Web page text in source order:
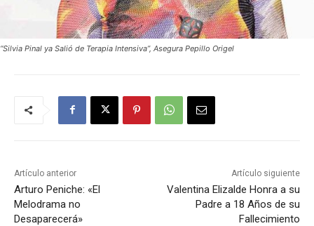
“Silvia Pinal ya Salió de Terapia Intensiva”, Asegura Pepillo Origel
Artículo anterior
Arturo Peniche: «El
Melodrama no
Desaparecerá»
Artículo siguiente
Valentina Elizalde Honra a su
Padre a 18 Años de su
Fallecimiento